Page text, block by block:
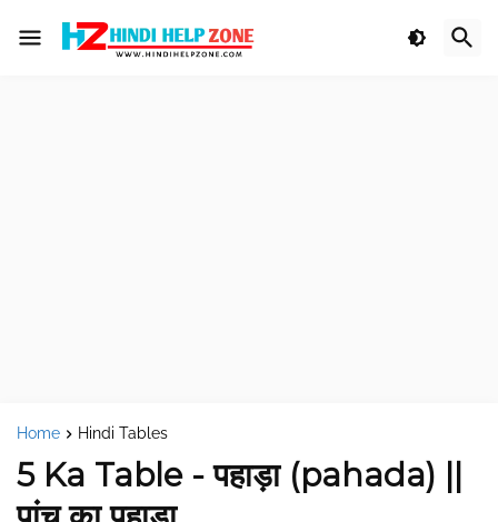
Home Hindi Tables
5 Ka Table - पहाड़ा (pahada) ||